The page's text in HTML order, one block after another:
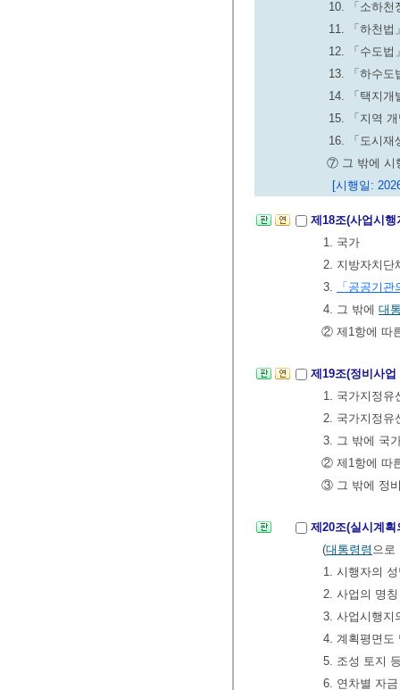
10. 「소하천
11. 「하천법
12. 「수도법
13. 「하수도
14. 「택지개
15. 「지역
16. 「도시재
⑦ 그 밖에 시
[시행일:
제18조(사업시
1. 국가
2. 지방자치단
3.
「공공기
4. 그 밖에 대
② 제1항에 따
제19조(정비사
1. 국가지정유
2. 국가지정유
3. 그 밖에 국
② 제1항에 따
③ 그 밖에 정
제20조(실시계
(대통령령 으로
1. 시행자의
2. 사업의 명
3. 사업시행지
4. 계획평면도
5. 조성 토지
6. 연차별 자